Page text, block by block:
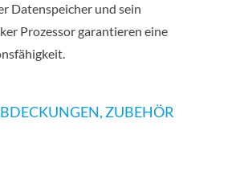
Datenspeicher und sein
Prozessor garantieren eine
, ZUBEHÖR